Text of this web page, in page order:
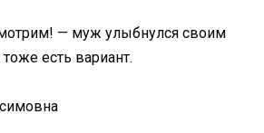
— муж улыбнулся своим
есть вариант.